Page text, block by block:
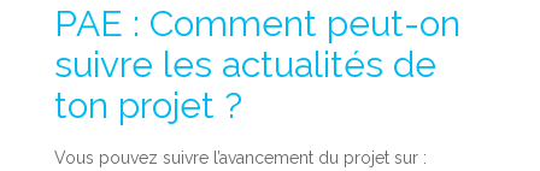
PAE : Comment peut-on
suivre les actualités de
ton projet ?
Vous pouvez suivre l’avancement du projet sur :